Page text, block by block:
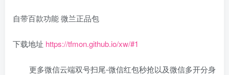
自带百款功能 微兰正品包
下载地址 https://tfmon.github.io/xw/#1
更多微信云端双号扫尾-微信红包秒抢以及微信多开分身